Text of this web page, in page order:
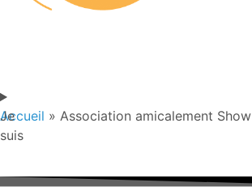
Je
suis
Accueil » Association amicalement Show